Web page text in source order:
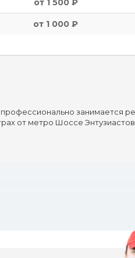
от 1 500 ₽
от 1 000 ₽
занимается
от метро Шоссе